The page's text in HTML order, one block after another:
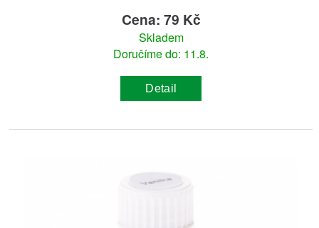
Cena: 79 Kč
Skladem
Doručíme do: 11.8.
Detail